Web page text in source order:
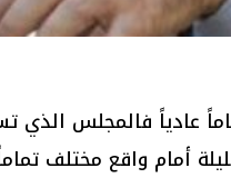
عادياً فالمجلس
واقع مختلف تماماً